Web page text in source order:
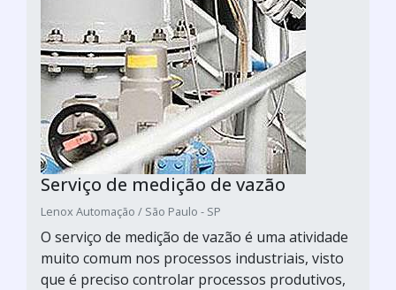
Serviço de medição de vazão
Lenox Automação / São Paulo - SP
O serviço de medição de vazão é uma atividade
muito comum nos processos industriais, visto
que é preciso controlar processos produtivos,